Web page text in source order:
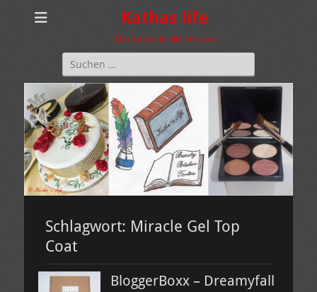
Kathas life
Das Leben in allen Farben
Suchen
nach:
Schlagwort: Miracle Gel Top
Coat
BloggerBoxx – Dreamyfall